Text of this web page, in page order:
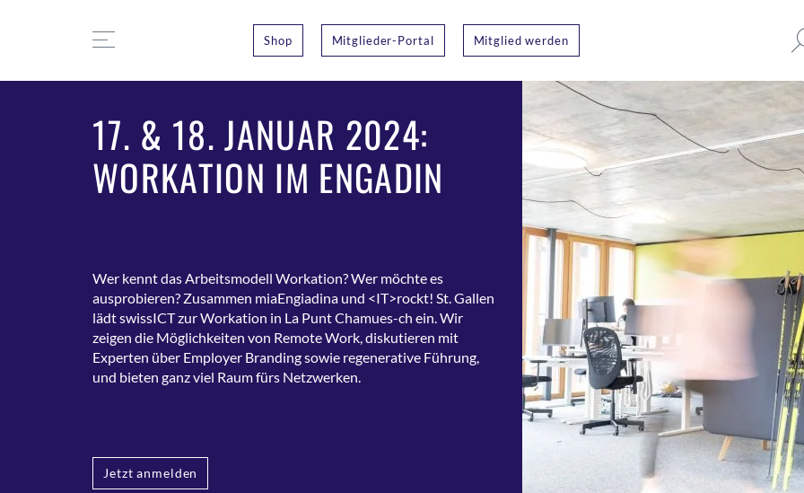
Shop Mitglieder-Portal Mitglied werden
17. & 18. JANUAR 2024:
WORKATION IM ENGADIN
Wer kennt das Arbeitsmodell Workation? Wer möchte es
ausprobieren? Zusammen miaEngiadina und <‎IT>rockt! St. Gallen
lädt swissICT zur Workation in La Punt Chamues-ch ein. Wir
zeigen die Möglichkeiten von Remote Work, diskutieren mit
Experten über Employer Branding sowie regenerative Führung,
und bieten ganz viel Raum fürs Netzwerken.
Jetzt anmelden